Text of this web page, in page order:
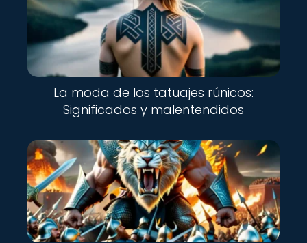
La moda de los tatuajes rúnicos:
Significados y malentendidos